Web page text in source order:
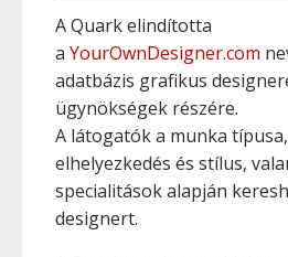
A Quark elindította
a YourOwnDesigner.com
adatbázis grafikus
ügynökségek részére.
A látogatók a munka
elhelyezkedés és stílus,
specialitások alapján
designert.